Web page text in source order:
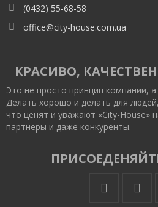
(0432) 55-68-58
office@city-house.com.ua
КРАСИВО,
Это не просто принцип компании,
Делать хорошо и делать для
что ценят и уважают «City-House»
партнеры и даже конкуренты.